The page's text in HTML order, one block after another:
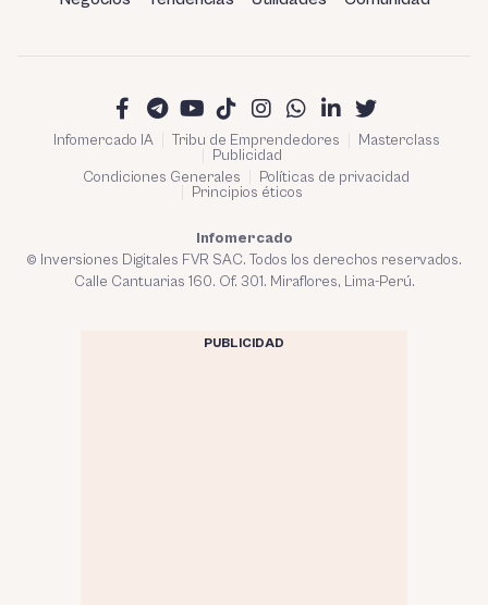
Infomercado IA Tribu de Emprendedores
Masterclass
Publicidad
Condiciones Generales
Políticas de privacidad
Principios éticos
Infomercado
© Inversiones Digitales FVR SAC. Todos los derechos reservados.
Calle Cantuarias 160. Of. 301. Miraflores, Lima-Perú.
PUBLICIDAD